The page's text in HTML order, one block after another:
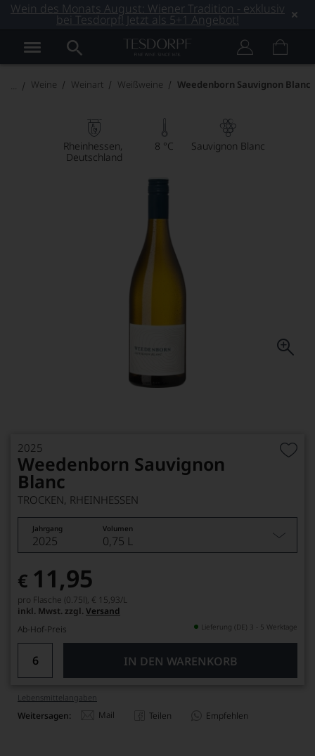
Wein des Monats August: Wiener Tradition - exklusiv
bei Tesdorpf! Jetzt als 5+1 Angebot!
Weine Weinart Weißweine Weedenborn Sauvignon Blanc
Rheinhessen
Deutschland
8 °C Sauvignon Blanc
2025
Weedenborn Sauvignon
Blanc
TROCKEN, RHEINHESSEN
Jahrgang Volumen
2025 0,75 L
€ 11,95
pro Flasche (0.75l), € 15,93/L
inkl. Mwst. zzgl. Versand
Ab-Hof-Preis
Lieferung (DE) 3 - 5 Werktage
IN DEN WARENKORB
Lebensmittel­angaben
Weitersagen: Mail Teilen Empfehlen